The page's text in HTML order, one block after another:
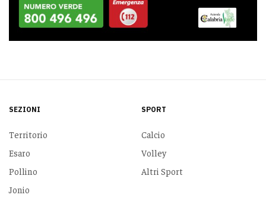
SEZIONI
Territorio
Esaro
Pollino
Jonio
SPORT
Calcio
Volley
Altri Sport